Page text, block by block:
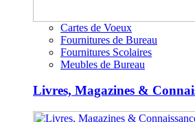
Cartes de Voeux
Fournitures de Bureau
Fournitures Scolaires
Meubles de Bureau
Livres, Magazines &